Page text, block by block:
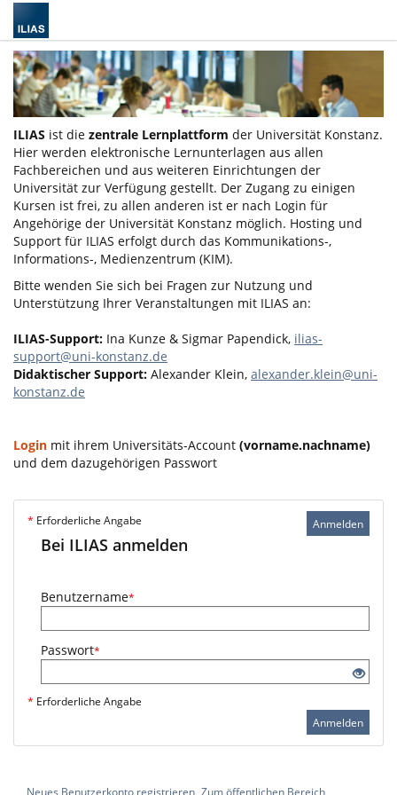
ILIAS ist die zentrale Lernplattform der Universität Konstanz.
Hier werden elektronische Lernunterlagen aus allen
Fachbereichen und aus weiteren Einrichtungen der
Universität zur Verfügung gestellt. Der Zugang zu einigen
Kursen ist frei, zu allen anderen ist er nach Login für
Angehörige der Universität Konstanz möglich. Hosting und
Support für ILIAS erfolgt durch das Kommunikations-,
Informations-, Medienzentrum (KIM).
Bitte wenden Sie sich bei Fragen zur Nutzung und
Unterstützung Ihrer Veranstaltungen mit ILIAS an:
ILIAS-Support: Ina Kunze & Sigmar Papendick, ilias-
support@uni-konstanz.de
Didaktischer Support: Alexander Klein, alexander.klein@uni-
konstanz.de
Login mit ihrem Universitäts-Account (vorname.nachname)
und dem dazugehörigen Passwort
Anmelden
* Erforderliche Angabe
Bei ILIAS anmelden
Benutzername*
Passwort*
* Erforderliche Angabe
Anmelden